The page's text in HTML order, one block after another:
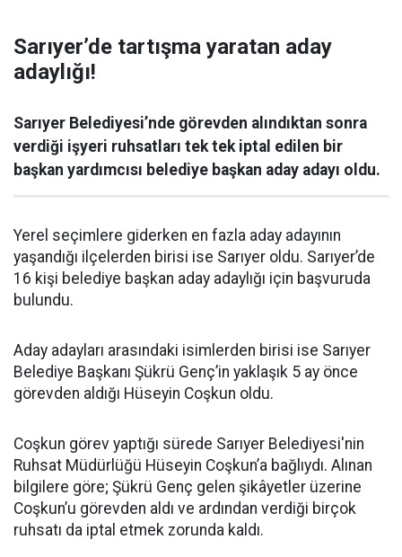
Sarıyer’de tartışma yaratan aday
adaylığı!
Sarıyer Belediyesi’nde görevden alındıktan sonra
verdiği işyeri ruhsatları tek tek iptal edilen bir
başkan yardımcısı belediye başkan aday adayı oldu.
Yerel seçimlere giderken en fazla aday adayının
yaşandığı ilçelerden birisi ise Sarıyer oldu. Sarıyer’de
16 kişi belediye başkan aday adaylığı için başvuruda
bulundu.
Aday adayları arasındaki isimlerden birisi ise Sarıyer
Belediye Başkanı Şükrü Genç’in yaklaşık 5 ay önce
görevden aldığı Hüseyin Coşkun oldu.
Coşkun görev yaptığı sürede Sarıyer Belediyesi'nin
Ruhsat Müdürlüğü Hüseyin Coşkun’a bağlıydı. Alınan
bilgilere göre; Şükrü Genç gelen şikâyetler üzerine
Coşkun’u görevden aldı ve ardından verdiği birçok
ruhsatı da iptal etmek zorunda kaldı.